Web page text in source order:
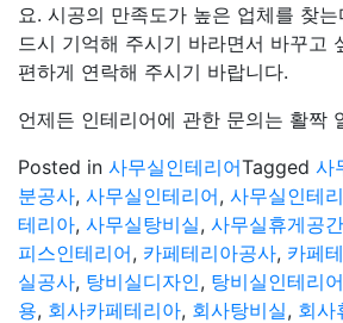
요. 시공의 만족도가 높은 업체를 찾
드시 기억해 주시기 바라면서 바꾸고
편하게 연락해 주시기 바랍니다.
언제든 인테리어에 관한 문의는 활짝
Posted in 사무실인테리어Tagged 사
분공사, 사무실인테리어, 사무실인테
테리아, 사무실탕비실, 사무실휴게공간
피스인테리어, 카페테리아공사, 카페
실공사, 탕비실디자인, 탕비실인테리어
용, 회사카페테리아, 회사탕비실, 회사